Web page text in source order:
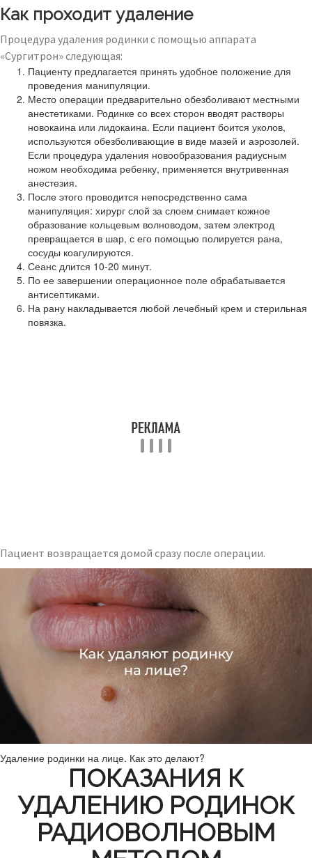
Как проходит удаление
Процедура удаления родинки с помощью аппарата
«Сургитрон» следующая:
Пациенту предлагается принять удобное положение для
проведения манипуляции.
Место операции предварительно обезболивают местными
анестетиками. Родинке со всех сторон вводят растворы
новокаина или лидокаина. Если пациент боится уколов,
используются обезболивающие в виде мазей и аэрозолей.
Если процедура удаления новообразования радиусным
ножом необходима ребенку, применяется внутривенная
анестезия.
После этого проводится непосредственно сама
манипуляция: хирург слой за слоем снимает кожное
образование кольцевым волноводом, затем электрод
превращается в шар, с его помощью полируется рана,
сосуды коагулируются.
Сеанс длится 10-20 минут.
По ее завершении операционное поле обрабатывается
антисептиками.
На рану накладывается любой лечебный крем и стерильная
повязка.
Пациент возвращается домой сразу после операции.
Удаление родинки на лице. Как это делают?
ПОКАЗАНИЯ К
УДАЛЕНИЮ РОДИНОК
РАДИОВОЛНОВЫМ